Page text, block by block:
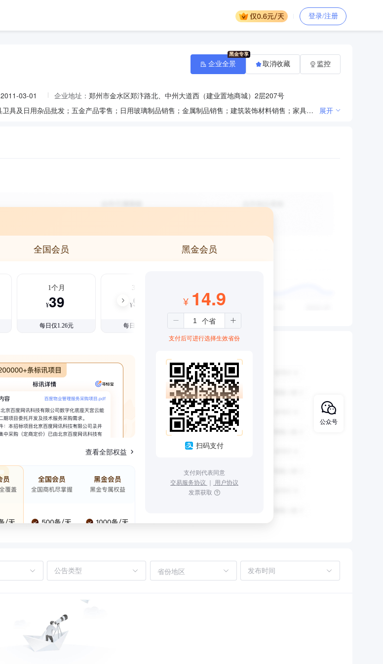
登录/注册
2011-03-01 企业地址： 郑州市金水区郑汴路北、中州大道西（建业置地商城）2层207号
一般项目：卫生陶瓷制品销售；卫生洁具销售；厨具卫具及日用杂品批发；五金产品零售；日用玻璃制品销售；金属制品销售；建筑装饰材料销售；家具安装和维修服务；家用电器安装服务；会议及展览服务；货物进出口（除依法须经批准的项目外，凭营业执照依法自主开展经营活动） 展开
企业全景 取消收藏 监控
全国会员 黑金会员
1个月
¥39
每日仅1.26元
3个月
¥99
每日仅1.08元
查看全部权益
¥ 14.9
支付后可进行选择生效省份
扫码支付
支付则代表同意
交易服务协议 ｜ 用户协议
发票获取
省份地区
公众号